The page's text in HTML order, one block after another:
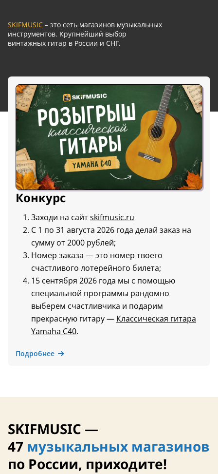
SKIFMUSIC – это сеть магазинов музыкальных
инструментов. Крупнейший выбор
винтажных гитар в России и СНГ.
Конкурс
Заходи на сайтskifmusic.ru
С 1 по 31 августа 2026 года делай заказ на
сумму от 2000 рублей;
Номер заказа — это номер твоего
счастливого лотерейного билета;
15 сентября 2026 года мы с помощью
специальной программы рандомно
выберем счастливчика и подарим
прекрасную гитару — Классическая гитара
Yamaha C40.
Подробнее
SKIFMUSIC —
47 музыкальных магазинов
по России, приходите!